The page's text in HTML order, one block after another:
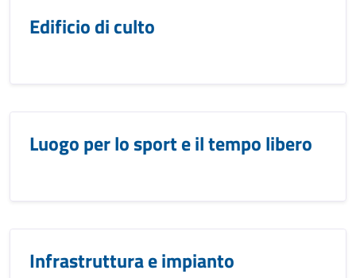
Edificio di culto
Luogo per lo sport e il tempo libero
Infrastruttura e impianto